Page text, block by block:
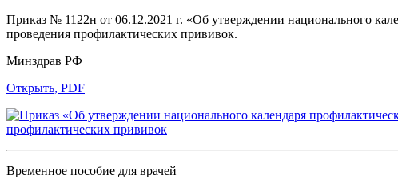
Приказ № 1122н от 06.12.2021 г. «Об утверждении национального
проведения профилактических прививок.
Минздрав РФ
Открыть, PDF
Временное пособие для врачей